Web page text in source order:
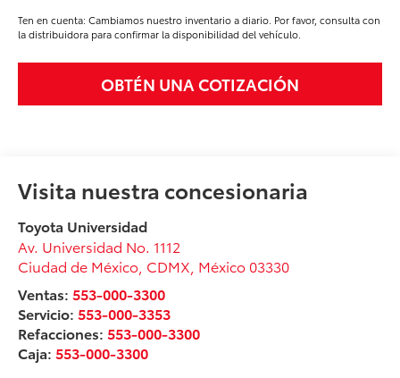
Ten en cuenta: Cambiamos nuestro inventario a diario. Por favor, consulta con
la distribuidora para confirmar la disponibilidad del vehículo.
OBTÉN UNA COTIZACIÓN
Visita nuestra concesionaria
Toyota Universidad
Av. Universidad No. 1112
Ciudad de México CDMX , México 03330
Ventas:553-000-3300
Servicio:553-000-3353
Refacciones:553-000-3300
Caja:553-000-3300